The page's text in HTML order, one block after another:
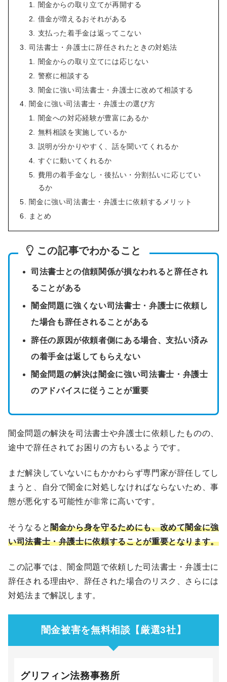
闇金からの取り立てが再開する
借金が増えるおそれがある
支払った着手金は返ってこない
司法書士・弁護士に辞任されたときの対処法
闇金からの取り立てには応じない
警察に相談する
闇金に強い司法書士・弁護士に改めて相談する
闇金に強い司法書士・弁護士の選び方
闇金への対応経験が豊富にあるか
無料相談を実施しているか
説明が分かりやすく、話を聞いてくれるか
すぐに動いてくれるか
費用の着手金なし・後払い・分割払いに応じてい
るか
闇金に強い司法書士・弁護士に依頼するメリット
まとめ
この記事でわかること
司法書士との信頼関係が損なわれると辞任され
ることがある
闇金問題に強くない司法書士・弁護士に依頼し
た場合も辞任されることがある
辞任の原因が依頼者側にある場合、支払い済み
の着手金は返してもらえない
闇金問題の解決は闇金に強い司法書士・弁護士
のアドバイスに従うことが重要
闇金問題の解決を司法書士や弁護士に依頼したものの、
途中で辞任されてお困りの方もいるようです。
まだ解決していないにもかかわらず専門家が辞任してし
まうと、自分で闇金に対処しなければならないため、事
態が悪化する可能性が非常に高いです。
そうなると闇金から身を守るためにも、改めて闇金に強
い司法書士・弁護士に依頼することが重要となります。
この記事では、闇金問題で依頼した司法書士・弁護士に
辞任される理由や、辞任された場合のリスク、さらには
対処法まで解説します。
闇金被害を無料相談【厳選3社】
グリフィン法務事務所